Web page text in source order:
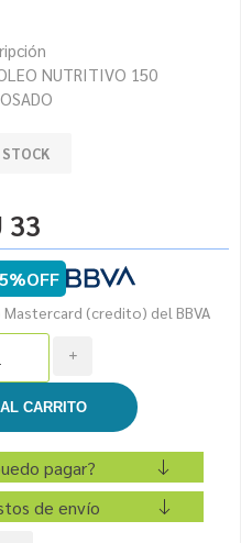
NUTRITIVO 150
33
(credito) del BBVA
i
pagar?
de envío